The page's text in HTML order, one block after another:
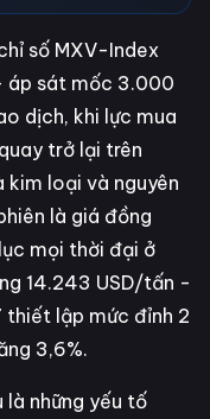
số MXV-Index
áp sát mốc 3.000
dịch, khi lực mua
trở lại trên
kim loại và nguyên
là giá đồng
mọi thời đại ở
14.243 USD/tấn -
thiết lập mức đỉnh 2
3,6%.
là những yếu tố